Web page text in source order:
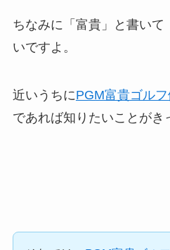
ちなみに「富貴」と書いて
いですよ。
近いうちにPGM富貴ゴル
であれば知りたいことがき